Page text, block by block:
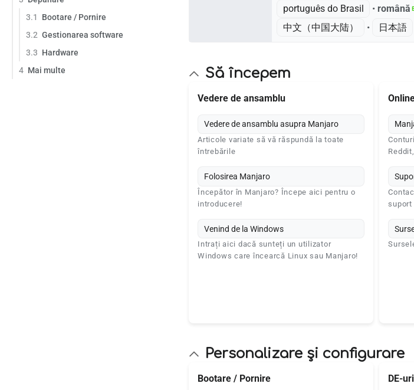
português do Brasil • ‎ română
中文（中国大陆）‎
• ‎ 日本語
3.1
Bootare / Pornire
3.2 Gestionarea software
3.3 Hardware
4 Mai multe Să începem
Vedere de ansamblu
Vedere de ansamblu asupra Manjaro
Articole variate să vă răspundă la toate
întrebările
Folosirea Manjaro
Începător în Manjaro? Începe aici pentru o
introducere!
Venind de la Windows
Intrați aici dacă sunteți un utilizator
Windows care încearcă Linux sau Manjaro!
suport
Personalizare și configurare
Bootare / Pornire DE-